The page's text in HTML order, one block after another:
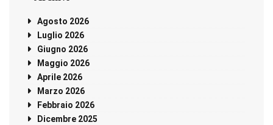
Agosto 2026
Luglio 2026
Giugno 2026
Maggio 2026
Aprile 2026
Marzo 2026
Febbraio 2026
Dicembre 2025